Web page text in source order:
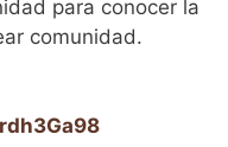
para conocer la
comunidad.